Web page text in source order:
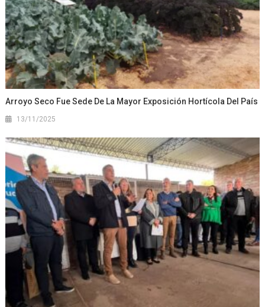
Arroyo Seco Fue Sede De La Mayor Exposición Hortícola Del País
13/11/2025